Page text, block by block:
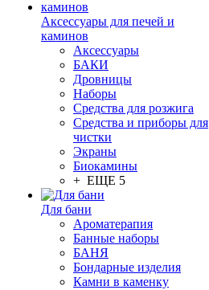
Аксессуары для печей и
каминов
Аксессуары
БАКИ
Дровницы
Наборы
Средства для розжига
Средства и приборы для
чистки
Экраны
Биокамины
+ ЕЩЕ 5
Для бани
Ароматерапия
Банные наборы
БАНЯ
Бондарные изделия
Камни в каменку